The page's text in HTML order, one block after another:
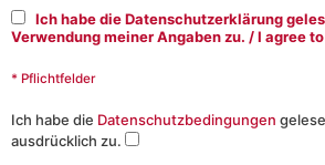
Ich habe die Datenschutzerklärung
Verwendung meiner Angaben zu. / I agree
* Pflichtfelder
Ich habe die Datenschutzbedingungen
ausdrücklich zu.